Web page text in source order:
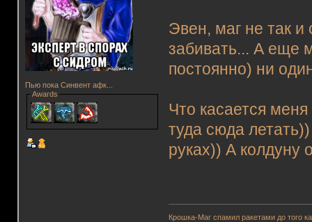
Пью пока Синвент афк...
Awards
Эвен, маг не так и
забивать... А еще
постоянно) ни
Что касается
туда сюда
руках)) А колдуну
Крошка-Маг спамил ракетами до того